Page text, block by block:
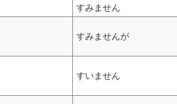
すみません
すみませんが
すいません